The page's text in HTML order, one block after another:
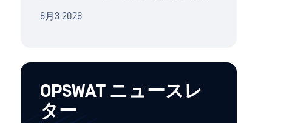
8月3 2026
OPSWAT ニュースレ
ター